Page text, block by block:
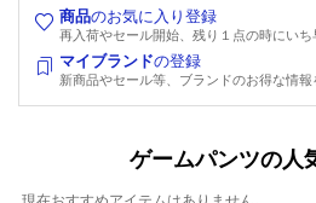
商品のお気に入り登録
再入荷やセール開始、残り１点の時にい
マイブランドの登録
新商品やセール等、ブランドのお得な情
ゲームパンツの人